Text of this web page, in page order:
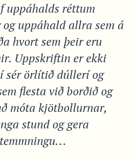
uppáhalds réttum
uppáhald allra sem á
hvort sem þeir eru
Uppskriftin er ekki
sér örlítið dúllerí og
flesta við borðið og
móta kjötbollurnar,
stund og gera